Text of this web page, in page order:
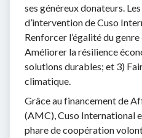
ses généreux donateurs.
d’intervention de Cuso
Renforcer l’égalité du
Améliorer la résilience
solutions durables; et 3)
climatique.
Grâce au financement de
(AMC), Cuso International
phare de coopération